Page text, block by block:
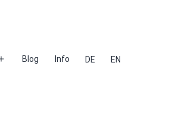
Menü
Blog Info DE EN